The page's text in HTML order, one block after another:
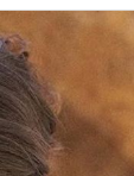
कंट्रोल बोर्ड
सैलरी
बतौर